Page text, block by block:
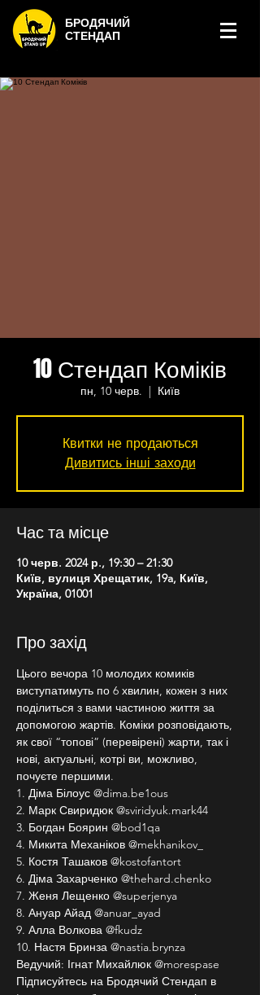
БРОДЯЧИЙ
СТЕНДАП
10 Стендап Коміків
пн, 10 черв.
  |
Київ
Квитки не продаються
Дивитись інші заходи
Час та місце
10 черв. 2024 р., 19:30 – 21:30
Київ, вулиця Хрещатик, 19a, Київ,
Україна, 01001
Про захід
Цього вечора 10 молодих комиків
виступатимуть по 6 хвилин, кожен з них
поділиться з вами частиною життя за
допомогою жартів. Коміки розповідають,
як свої “топові” (перевірені) жарти, так і
нові, актуальні, котрі ви, можливо,
почуєте першими.
1. Діма Білоус @dima.be1ous
2. Марк Свиридюк @sviridyuk.mark44
3. Богдан Боярин @bod1qa
4. Микита Механіков @mekhanikov_
5. Костя Ташаков @kostofantort
6. Діма Захарченко @thehard.chenko
7. Женя Лещенко @superjenya
8. Ануар Айад @anuar_ayad
9. Алла Волкова @fkudz
10. Настя Бринза @nastia.brynza
Ведучий: Ігнат Михайлюк @morespase
Підписуйтесь на Бродячий Стендап в